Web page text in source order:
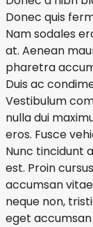
Donec quis
Nam sodales
at. Aenean
pharetra
Duis ac
Vestibulum
nulla dui
eros. Fusce
Nunc tincidunt
est. Proin
accumsan
neque non,
eget